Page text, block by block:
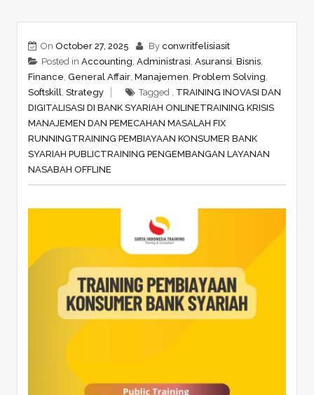
On October 27, 2025 By conwritfelisiasit
Posted in Accounting, Administrasi, Asuransi, Bisnis,
Finance, General Affair, Manajemen, Problem Solving,
Softskill, Strategy Tagged , TRAINING INOVASI DAN
DIGITALISASI DI BANK SYARIAH ONLINETRAINING KRISIS
MANAJEMEN DAN PEMECAHAN MASALAH FIX
RUNNINGTRAINING PEMBIAYAAN KONSUMER BANK
SYARIAH PUBLICTRAINING PENGEMBANGAN LAYANAN
NASABAH OFFLINE